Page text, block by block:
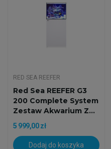
RED SEA REEFER
Red Sea REEFER G3
200 Complete System
Zestaw Akwarium Z...
5 999,00 zł
Dodaj do koszyka